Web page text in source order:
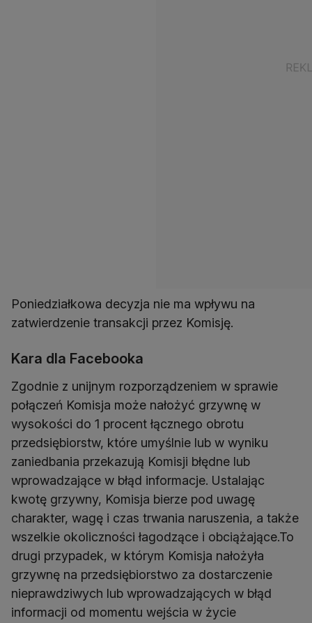
Poniedziałkowa decyzja nie ma wpływu na
zatwierdzenie transakcji przez Komisję.
Kara dla Facebooka
Zgodnie z unijnym rozporządzeniem w sprawie
połączeń Komisja może nałożyć grzywnę w
wysokości do 1 procent łącznego obrotu
przedsiębiorstw, które umyślnie lub w wyniku
zaniedbania przekazują Komisji błędne lub
wprowadzające w błąd informacje. Ustalając
kwotę grzywny, Komisja bierze pod uwagę
charakter, wagę i czas trwania naruszenia, a także
wszelkie okoliczności łagodzące i obciążające.To
drugi przypadek, w którym Komisja nałożyła
grzywnę na przedsiębiorstwo za dostarczenie
nieprawdziwych lub wprowadzających w błąd
informacji od momentu wejścia w życie